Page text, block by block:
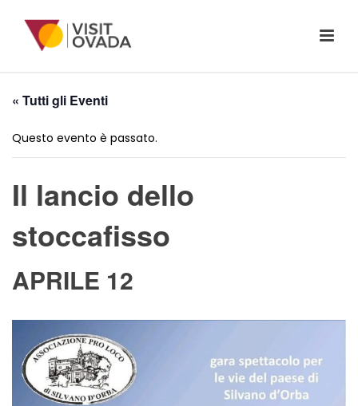
« Tutti gli Eventi
Questo evento è passato.
Il lancio dello
stoccafisso
APRILE 12